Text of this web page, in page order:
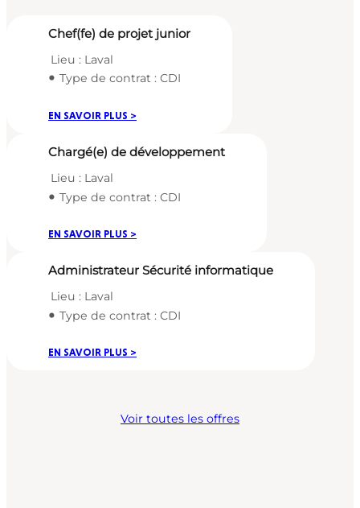
Chef(fe) de projet junior
Lieu : Laval
Type de contrat : CDI
EN SAVOIR PLUS
Chargé(e) de développement
Lieu : Laval
Type de contrat : CDI
EN SAVOIR PLUS
Administrateur Sécurité informatique
Lieu : Laval
Type de contrat : CDI
EN SAVOIR PLUS
Voir toutes les offres